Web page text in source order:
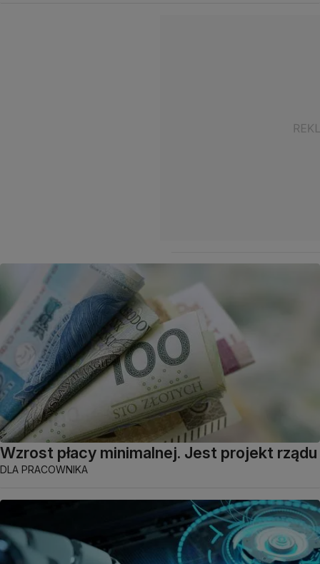
Wzrost płacy minimalnej. Jest projekt rządu
DLA PRACOWNIKA